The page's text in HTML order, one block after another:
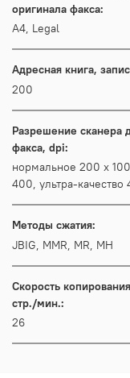
оригинала факса:
A4, Legal
Адресная книга,
200
Разрешение сканера
факса, dpi:
нормальное 200 x
400, ультра-
Методы сжатия:
JBIG, MMR, MR, MH
Скорость
стр./мин.:
26